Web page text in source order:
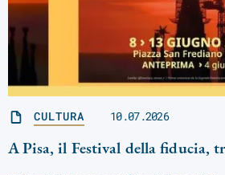
CULTURA 10.07.2026
A Pisa, il Festival della fiducia,